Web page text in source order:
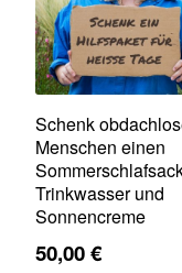
Schenk
Menschen einen
Trinkwasser und
Sonnencreme
50,00 €